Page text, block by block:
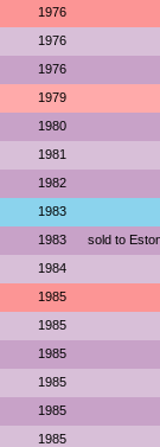
1976
1976
1976
1979
1980
1981
1982
1983
1983 sold to
1984
1985
1985
1985
1985
1985
1985